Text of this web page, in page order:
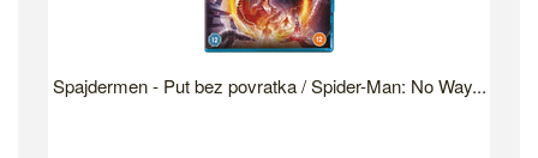
Spajdermen - Put bez povratka / Spider-Man: No Way...